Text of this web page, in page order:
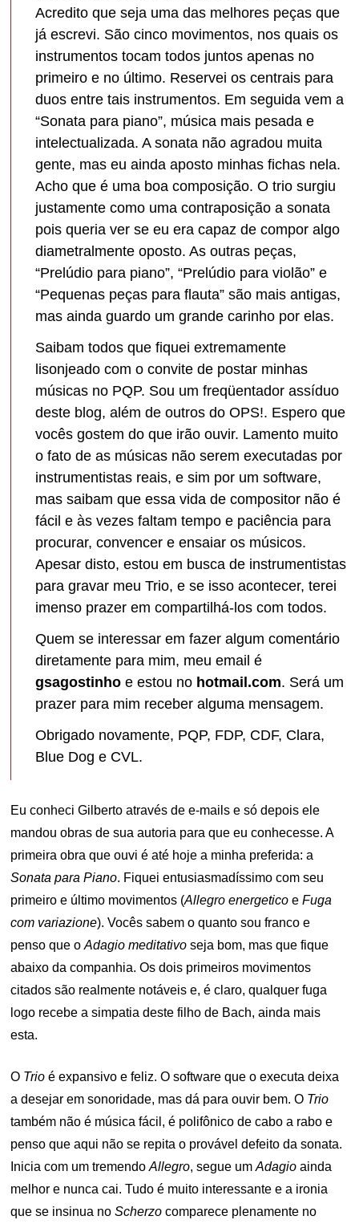
Acredito que seja uma das melhores peças que
já escrevi. São cinco movimentos, nos quais os
instrumentos tocam todos juntos apenas no
primeiro e no último. Reservei os centrais para
duos entre tais instrumentos. Em seguida vem a
“Sonata para piano”, música mais pesada e
intelectualizada. A sonata não agradou muita
gente, mas eu ainda aposto minhas fichas nela.
Acho que é uma boa composição. O trio surgiu
justamente como uma contraposição a sonata
pois queria ver se eu era capaz de compor algo
diametralmente oposto. As outras peças,
“Prelúdio para piano”, “Prelúdio para violão” e
“Pequenas peças para flauta” são mais antigas,
mas ainda guardo um grande carinho por elas.
Saibam todos que fiquei extremamente
lisonjeado com o convite de postar minhas
músicas no PQP. Sou um freqüentador assíduo
deste blog, além de outros do OPS!. Espero que
vocês gostem do que irão ouvir. Lamento muito
o fato de as músicas não serem executadas por
instrumentistas reais, e sim por um software,
mas saibam que essa vida de compositor não é
fácil e às vezes faltam tempo e paciência para
procurar, convencer e ensaiar os músicos.
Apesar disto, estou em busca de instrumentistas
para gravar meu Trio, e se isso acontecer, terei
imenso prazer em compartilhá-los com todos.
Quem se interessar em fazer algum comentário
diretamente para mim, meu email é
gsagostinho e estou no hotmail.com. Será um
prazer para mim receber alguma mensagem.
Obrigado novamente, PQP, FDP, CDF, Clara,
Blue Dog e CVL.
Eu conheci Gilberto através de e-mails e só depois ele
mandou obras de sua autoria para que eu conhecesse. A
primeira obra que ouvi é até hoje a minha preferida: a
Sonata para Piano. Fiquei entusiasmadíssimo com seu
primeiro e último movimentos (Allegro energetico eFuga
com variazione). Vocês sabem o quanto sou franco e
penso que oAdagio meditativo seja bom, mas que fique
abaixo da companhia. Os dois primeiros movimentos
citados são realmente notáveis e, é claro, qualquer fuga
logo recebe a simpatia deste filho de Bach, ainda mais
esta.
O Trio é expansivo e feliz. O software que o executa deixa
a desejar em sonoridade, mas dá para ouvir bem. O Trio
também não é música fácil, é polifônico de cabo a rabo e
penso que aqui não se repita o provável defeito da sonata.
Inicia com um tremendoAllegro, segue umAdagio ainda
melhor e nunca cai. Tudo é muito interessante e a ironia
que se insinua noScherzo comparece plenamente no